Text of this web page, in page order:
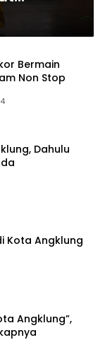
Bermain
Non Stop
Dahulu
Kota Angklung
Angklung”,